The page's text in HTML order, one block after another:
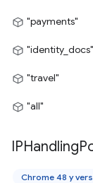
"payments"
"identity_docs"
"travel"
"all"
IPHandling
Chrome 48 y